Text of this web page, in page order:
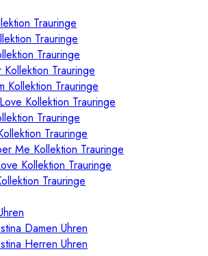
Trauringe
Trauringe
Trauringe
Kollektion Trauringe
Kollektion Trauringe
Kollektion Trauringe
Trauringe
Trauringe
Me Kollektion Trauringe
Kollektion Trauringe
Trauringe
Damen Uhren
Herren Uhren